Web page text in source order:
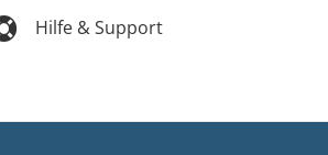
Hilfe & Support